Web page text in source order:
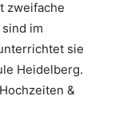
zweifache
im
sie
Heidelberg.
&